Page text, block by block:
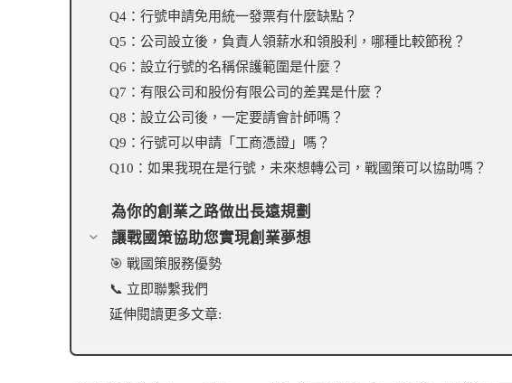
Q4：行號申請免用統一發票有什麼缺點？
Q5：公司設立後，負責人領薪水和領股利，哪種比較節稅？
Q6：設立行號的名稱保護範圍是什麼？
Q7：有限公司和股份有限公司的差異是什麼？
Q8：設立公司後，一定要請會計師嗎？
Q9：行號可以申請「工商憑證」嗎？
Q10：如果我現在是行號，未來想轉公司，戰國策可以協助嗎？
為你的創業之路做出長遠規劃
讓戰國策協助您實現創業夢想
🎯 戰國策服務優勢
📞 立即聯繫我們
延伸閱讀更多文章: